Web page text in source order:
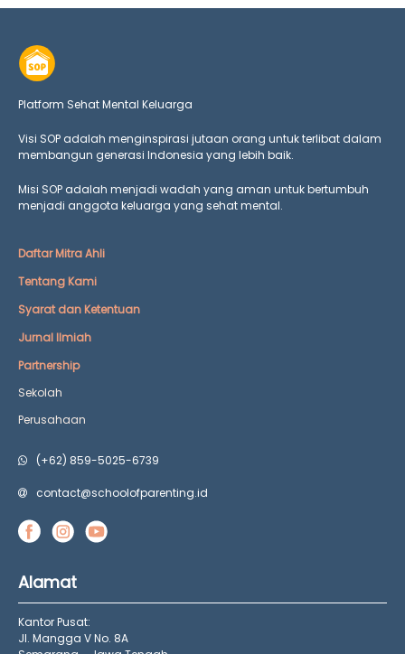
Platform Sehat Mental Keluarga
Visi SOP adalah menginspirasi jutaan orang untuk terlibat dalam
membangun generasi Indonesia yang lebih baik.
Misi SOP adalah menjadi wadah yang aman untuk bertumbuh
menjadi anggota keluarga yang sehat mental.
Daftar Mitra Ahli
Tentang Kami
Syarat dan Ketentuan
Jurnal Ilmiah
Partnership
Sekolah
Perusahaan
(+62) 859-5025-6739
contact@schoolofparenting.id
Alamat
Kantor Pusat:
Jl. Mangga V No. 8A